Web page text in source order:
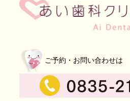
ご予約・お問い合わせは